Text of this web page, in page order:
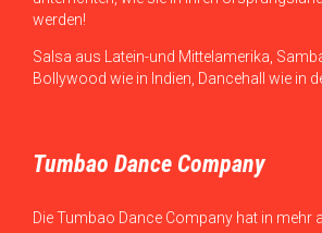
werden!
Salsa aus Latein-und Mittelamerika,
Bollywood wie in Indien, Dancehall wie in
Tumbao Dance Company
Die Tumbao Dance Company hat in mehr